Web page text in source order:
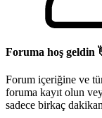
Foruma hoş geldin
Forum içeriğine ve
foruma kayıt olun
sadece birkaç